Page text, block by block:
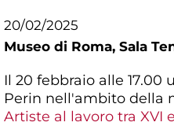
20/02/2025
Museo di Roma, Sala
Il 20 febbraio alle 17.00
Perin nell'ambito della
Artiste al lavoro tra XVI